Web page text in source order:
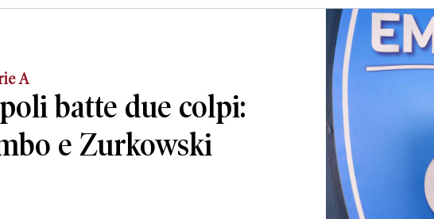
A
batte due colpi:
e Zurkowski